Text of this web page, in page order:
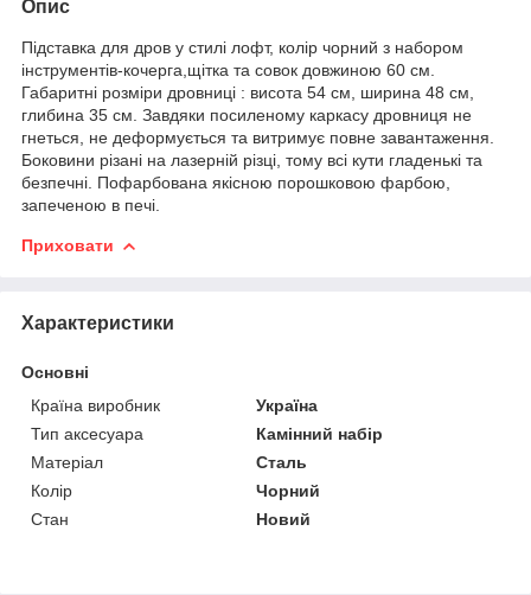
Опис
Підставка для дров у стилі лофт, колір чорний з набором
інструментів-кочерга,щітка та совок довжиною 60 см.
Габаритні розміри дровниці : висота 54 см, ширина 48 см,
глибина 35 см. Завдяки посиленому каркасу дровниця не
гнеться, не деформується та витримує повне завантаження.
Боковини різані на лазерній різці, тому всі кути гладенькі та
безпечні. Пофарбована якісною порошковою фарбою,
запеченою в печі.
Приховати
Характеристики
Основні
Країна виробник
Україна
Тип аксесуара
Камінний набір
Матеріал
Сталь
Колір
Чорний
Стан
Новий